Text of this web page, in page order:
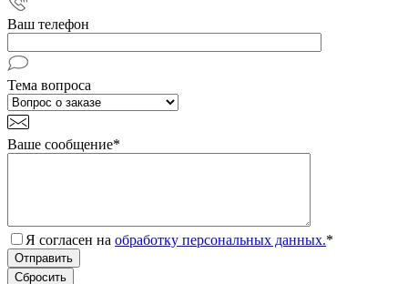
Ваш телефон
Тема вопроса
Ваше сообщение*
Я согласен на обработку персональных данных.*